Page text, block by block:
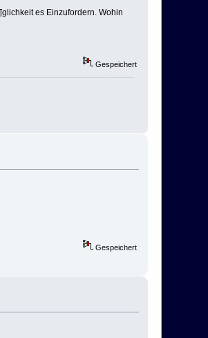
es Einzufordern. Wohin
Gespeichert
Gespeichert